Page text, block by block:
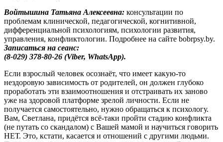
Войтышина Татьяна Алексеевна: консультации по
проблемам клинической, педагогической, когнитивной,
дифференциальной психологиям, психологии развития,
управления, конфликтологии. Подробнее на сайте bobrpsy.by.
Записаться на сеанс:
(8-029) 378-80-26 (Viber, WhatsApp).
Если взрослый человек осознаёт, что имеет какую-то
нездоровую зависимость от родителей, он должен глубоко
проработать эти взаимоотношения и отстраивать их заново
уже на здоровой платформе зрелой личности. Если не
получается самостоятельно, нужно обращаться к психологу.
Вам, Светлана, придётся всё-таки пройти стадию конфликта
(не путать со скандалом) с Вашей мамой и научиться говорить
НЕТ. Это, кстати, касается и отношений с другими людьми.